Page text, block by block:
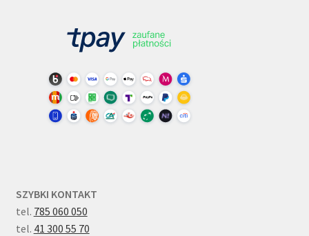
SZYBKI KONTAKT
tel. 785 060 050
tel. 41 300 55 70